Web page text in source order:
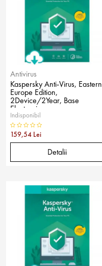
Antivirus
Kaspersky Anti-Virus, Eastern
Europe Edition,
2Device/2Year, Base
Electronic
Indisponibil
159,54 Lei
Detalii